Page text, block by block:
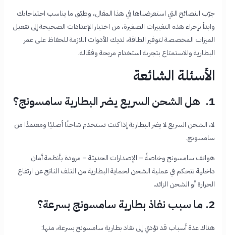
جرّب النصائح التي استعرضناها في هذا المقال، وطبّق ما يناسب احتياجاتك
وابدأ بإجراء هذه التغييرات الصغيرة، من اختيار الإعدادات الصحيحة إلى تفعيل
الميزات المخصصة لتوفير الطاقة، لديك الأدوات اللازمة للحفاظ على عمر
البطارية والاستمتاع بتجربة استخدام مريحة وفعّالة.
الأسئلة الشائعة
1. هل الشحن السريع يضر البطارية سامسونج؟
لا، الشحن السريع لا يضر البطارية إذا كنت تستخدم شاحنًا أصليًا ومعتمدًا من
سامسونج.
هواتف سامسونج وخاصةً – الإصدارات الحديثة – مزودة بأنظمة أمان
داخلية تتحكم في عملية الشحن لحماية البطارية من التلف الناتج عن ارتفاع
الحرارة أو الشحن الزائد.
2. ما سبب نفاذ بطارية سامسونج بسرعة؟
هناك عدة أسباب قد تؤدي إلى نفاد بطارية سامسونج بسرعة، منها: